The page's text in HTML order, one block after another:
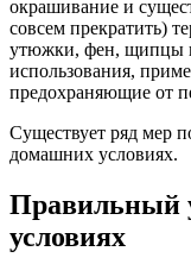
окрашивание и
совсем прекратить)
утюжки, фен, щипцы
использования,
предохраняющие от
Существует ряд мер
домашних условиях.
Правильный
условиях